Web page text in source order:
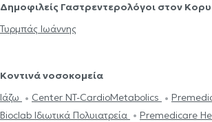
Δημοφιλείς Γαστρεντερολόγοι στον
Τυρμπάς Ιωάννης
Κοντινά νοσοκομεία
Ιάζω
Center NT-CardioMetabolics
Bioclab Ιδιωτικά Πολυιατρεία
Premedicare